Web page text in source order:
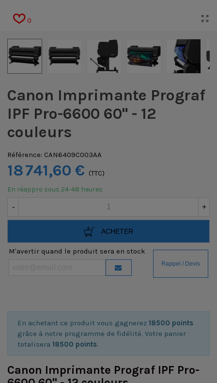
0
Canon Imprimante Prograf
IPF Pro-6600 60" - 12
couleurs
Référence: CAN6409C003AA
18 741,60 € (TTC)
En réappro sous 24-48 heures
- +
ACHETER
M'avertir quand le produit sera en stock
En achetant ce produit vous gagnerez 18500 points
grâce à notre programme de fidélité. Votre panier
totalisera 18500 points.
Canon Imprimante Prograf IPF Pro-